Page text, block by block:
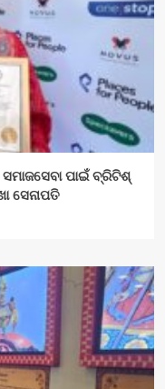
ପାଇଁ ବ୍ରିଟିଶ୍
ସେନାପତି